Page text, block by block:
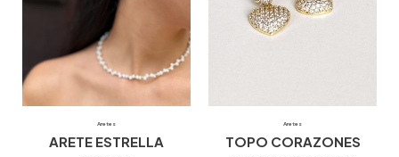
Aretes
ARETE ESTRELLA
Aretes
TOPO CORAZONES